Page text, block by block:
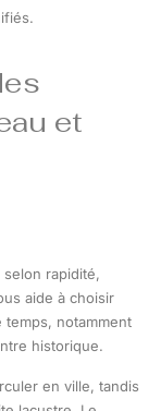
et
rapidité,
aide à choisir
temps, notamment
historique.
en ville, tandis